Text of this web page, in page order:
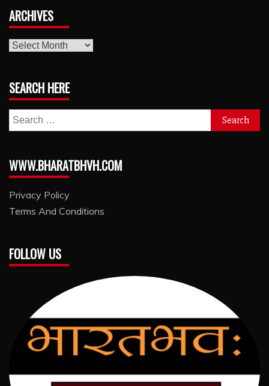
ARCHIVES
archives
SEARCH HERE
Search
for:
WWW.BHARATBHVH.COM
Privacy Policy
Terms And Conditions
FOLLOW US